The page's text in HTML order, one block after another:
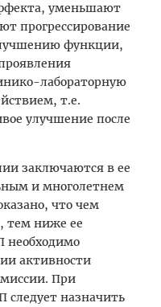
уменьшают
прогрессирование
функции,
лабораторную
т.е.
улучшение после
заключаются в ее
и многолетнем
что чем
тем ниже ее
необходимо
активности
При
следует назначить